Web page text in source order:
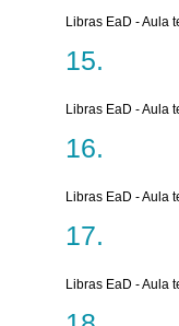
Libras EaD - Aula
Libras EaD - Aula
Libras EaD - Aula
Libras EaD - Aula